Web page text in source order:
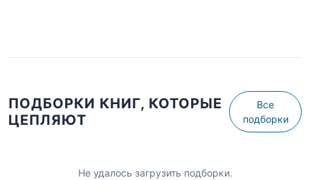
ПОДБОРКИ КНИГ, КОТОРЫЕ
ЦЕПЛЯЮТ
Все
подборки
Не удалось загрузить подборки.